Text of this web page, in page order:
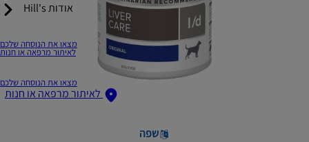
אודות Hill's
מצאו את הנוסחה שלכם
לאיתור מרפאה או חנות
מצאו את הנוסחה שלכם
לאיתור מרפאה או חנות
שפה